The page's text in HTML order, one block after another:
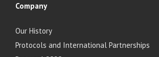
Company
Our History
Protocols and International Partnerships